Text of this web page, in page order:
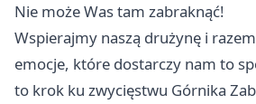
Nie może Was tam zabraknąć!
Wspierajmy naszą drużynę i
emocje, które dostarczy nam to
to krok ku zwycięstwu Górnika